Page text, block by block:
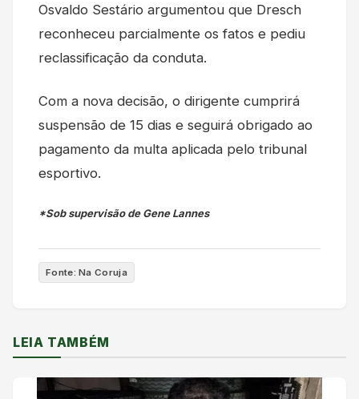
Osvaldo Sestário argumentou que Dresch
reconheceu parcialmente os fatos e pediu
reclassificação da conduta.
Com a nova decisão, o dirigente cumprirá
suspensão de 15 dias e seguirá obrigado ao
pagamento da multa aplicada pelo tribunal
esportivo.
*Sob supervisão de Gene Lannes
Fonte: Na Coruja
LEIA TAMBÉM